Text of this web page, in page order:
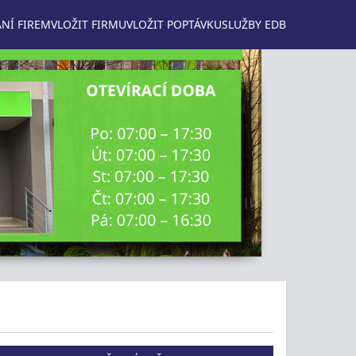
FIREMVLOŽIT FIRMUVLOŽIT POPTÁVKUSLUŽBY EDB